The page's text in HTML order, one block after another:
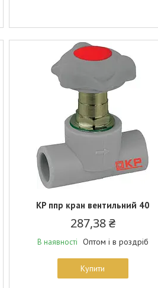
KP ппр кран вентильний 40
287,38 ₴
В наявності Оптом і в роздріб
Купити